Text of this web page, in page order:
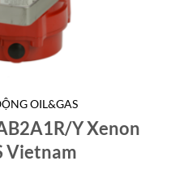
OIL&GAS
Y Xenon
Vietnam